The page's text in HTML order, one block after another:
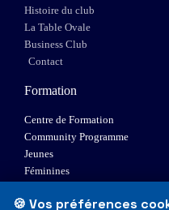
Histoire du club
La Table Ovale
Business Club
Contact
Formation
Centre de Formation
Community Programme
Jeunes
Féminines
Elite 1
🍪 Vos préférences